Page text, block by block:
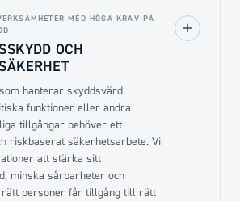
MED HÖGA KRAV PÅ
OCH
hanterar skyddsvärd
funktioner eller andra
tillgångar behöver ett
riskbaserat säkerhetsarbete. Vi
att stärka sitt
minska sårbarheter och
personer får tillgång till rätt